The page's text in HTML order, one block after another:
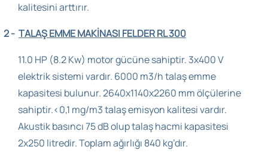
kalitesini arttırır.
2 - TALAŞ EMME MAKİNASI FELDER RL 300
11.0 HP (8.2 Kw) motor gücüne sahiptir. 3x400 V
elektrik sistemi vardır. 6000 m3/h talaş emme
kapasitesi bulunur. 2640x1140x2260 mm ölçülerine
sahiptir.<0,1 mg/m3 talaş emisyon kalitesi vardır.
Akustik basıncı 75 dB olup talaş hacmi kapasitesi
2x250 litredir. Toplam ağırlığı 840 kg’dır.